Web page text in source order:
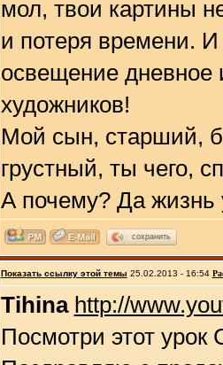
мол, твои картины
и потеря времени.
освещение дневное
художников!
Мой сын, старший,
грустный, ты чего,
А почему? Да жизнь
сохранить
Показать ссылку этой темы 25.02.2013 - 16:54
Tihina http://
Посмотри этот